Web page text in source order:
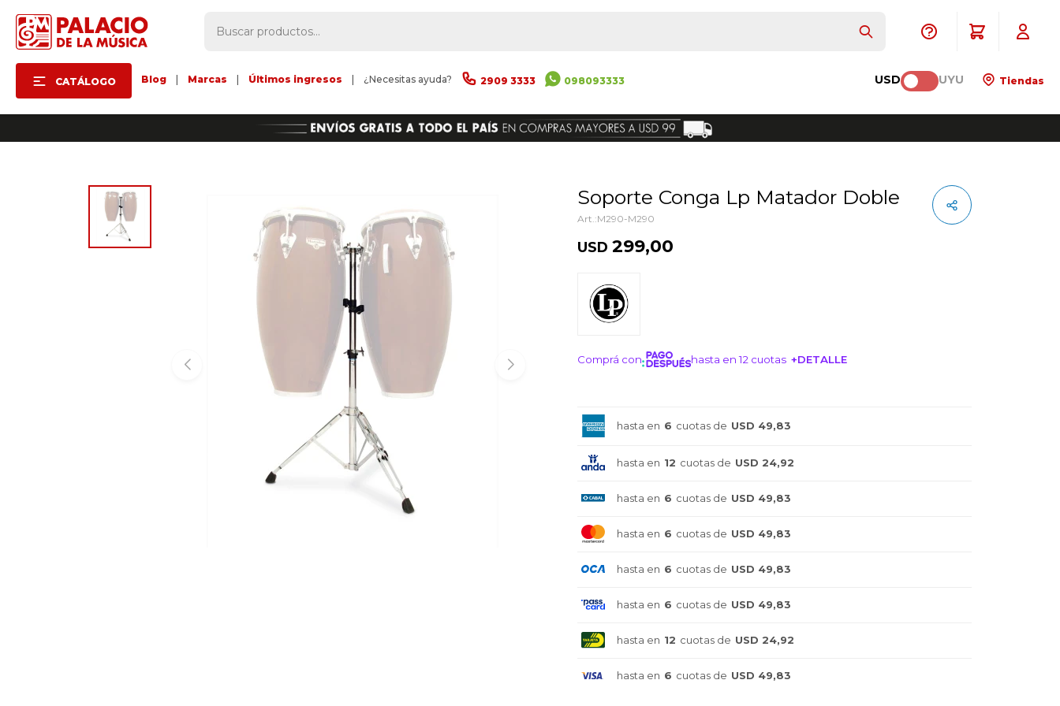
CATÁLOGO Blog Marcas Últimos ingresos ¿Necesitas ayuda? 2909 3333 098093333 USD UYU Tiendas
Soporte Conga Lp Matador Doble
M290-M290
USD 299,00
Comprá con hasta en 12 cuotas +DETALLE
hasta en 6 cuotas de USD 49,83
hasta en 12 cuotas de USD 24,92
hasta en 6 cuotas de USD 49,83
hasta en 6 cuotas de USD 49,83
hasta en 6 cuotas de USD 49,83
hasta en 6 cuotas de USD 49,83
hasta en 12 cuotas de USD 24,92
hasta en 6 cuotas de USD 49,83